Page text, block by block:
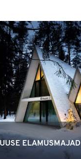
ELAMUSMAJAD